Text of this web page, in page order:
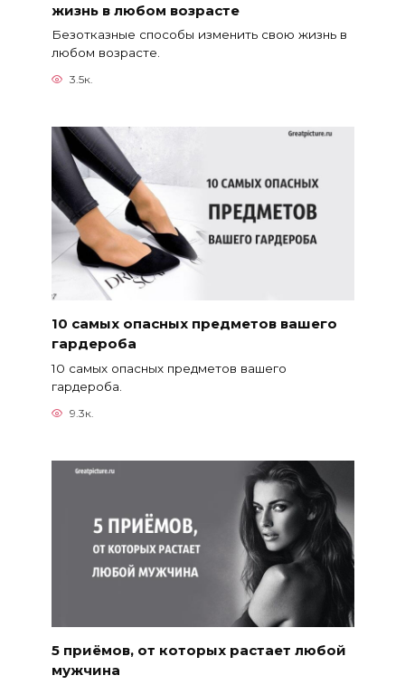
жизнь в любом возрасте
Безотказные способы изменить свою жизнь в
любом возрасте.
3.5к.
10 самых опасных предметов вашего
гардероба
10 самых опасных предметов вашего
гардероба.
9.3к.
5 приёмов, от которых растает любой
мужчина